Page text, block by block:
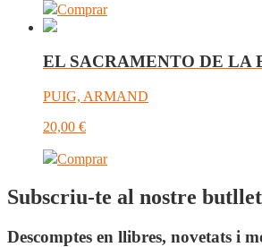
Comprar
EL SACRAMENTO DE LA
PUIG, ARMAND
20,00 €
Comprar
Subscriu-te al nostre
Descomptes en llibres, novetats i